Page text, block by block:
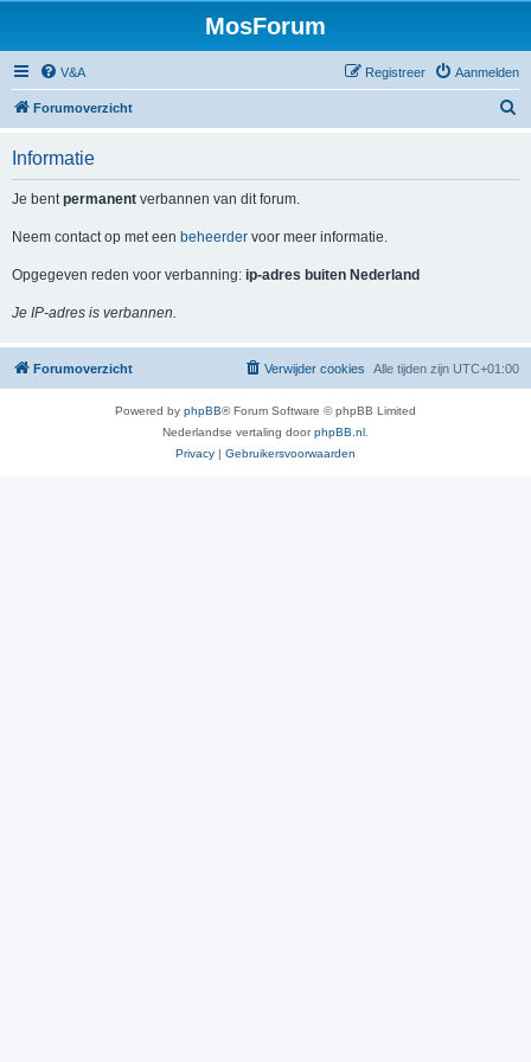
MosForum
V&A Aanmelden
Registreer
Forumoverzicht
Informatie
Je bentpermanent verbannen van dit forum.
Neem contact op met een beheerder voor meer informatie.
Opgegeven reden voor verbanning: ip-adres buiten Nederland
Je IP-adres is verbannen.
Forumoverzicht Alle tijden zijn UTC+01:00
Verwijder cookies
Powered by phpBB® Forum Software © phpBB Limited
Nederlandse vertaling doorphpBB.nl
Privacy | Gebruikersvoorwaarden